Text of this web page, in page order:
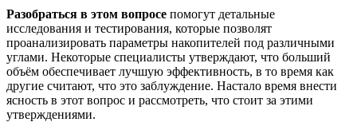
Разобраться в этом вопросе помогут детальные
исследования и тестирования, которые позволят
проанализировать параметры накопителей под различными
углами. Некоторые специалисты утверждают, что больший
объём обеспечивает лучшую эффективность, в то время как
другие считают, что это заблуждение. Настало время внести
ясность в этот вопрос и рассмотреть, что стоит за этими
утверждениями.